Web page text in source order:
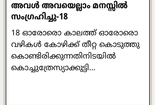
അവള്‍ അവയെല്ലാം മനസ്സില്‍
സംഗ്രഹിച്ചു-18
18 ഓരോരൊ കാലത്ത് ഓരോരൊ
വഴികള്‍ കോഴിക്ക് തീറ്റ കൊടുത്തു
കൊണ്ടിരിക്കുന്നതിനിടയില്‍
കൊച്ചുത്രേസ്യാക്കുട്ടി